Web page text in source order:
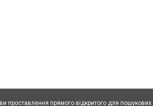
проставлення прямого відкритого для